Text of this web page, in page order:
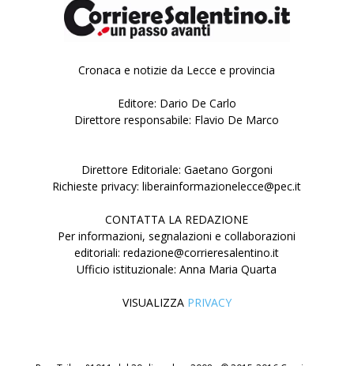
Cronaca e notizie da Lecce e provincia
Editore: Dario De Carlo
Direttore responsabile: Flavio De Marco
Direttore Editoriale: Gaetano Gorgoni
Richieste privacy: liberainformazionelecce@pec.it
CONTATTA LA REDAZIONE
Per informazioni, segnalazioni e collaborazioni
editoriali: redazione@corrieresalentino.it
Ufficio istituzionale: Anna Maria Quarta
VISUALIZZA PRIVACY